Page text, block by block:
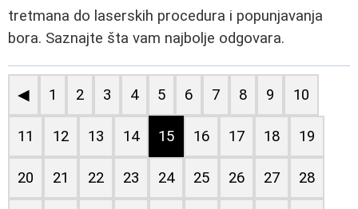
tretmana do laserskih procedura i popunjavanja
bora. Saznajte šta vam najbolje odgovara.
◀ 1 2 3 4 5 6 7 8 9 10
11 12 13 14 15 16 17 18 19
20 21 22 23 24 25 26 27 28